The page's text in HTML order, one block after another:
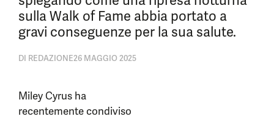
sulla Walk of Fame abbia portato a
gravi conseguenze per la sua salute.
DI REDAZIONE26 MAGGIO 2025
Miley Cyrus ha
recentemente condiviso